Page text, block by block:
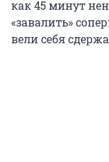
как 45 минут
«завалить»
вели себя